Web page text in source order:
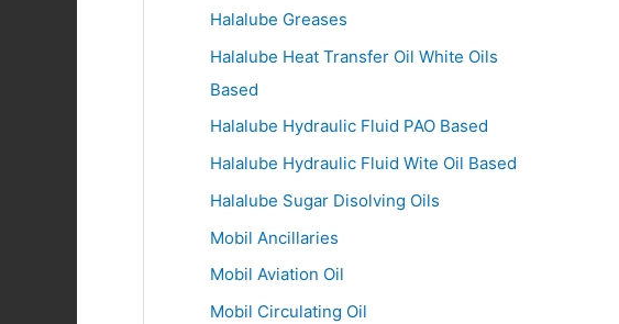
Halalube Greases
Halalube Heat Transfer Oil White Oils
Based
Halalube Hydraulic Fluid PAO Based
Halalube Hydraulic Fluid Wite Oil Based
Halalube Sugar Disolving Oils
Mobil Ancillaries
Mobil Aviation Oil
Mobil Circulating Oil